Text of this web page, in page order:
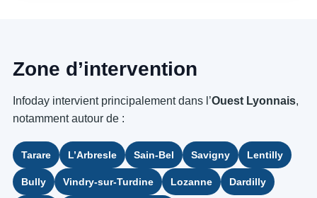
Zone d’intervention
Infoday intervient principalement dans l’Ouest Lyonnais,
notamment autour de :
Tarare L’Arbresle Sain-Bel Savigny Lentilly
Bully Vindry-sur-Turdine Lozanne Dardilly